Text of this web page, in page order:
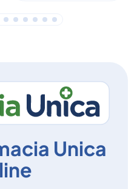
Unica